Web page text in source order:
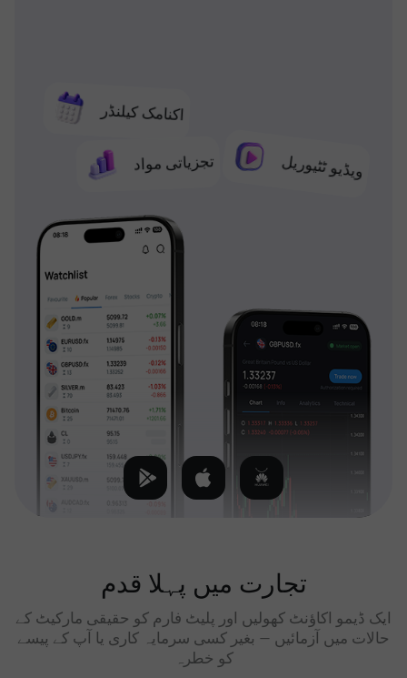
اکنامک کیلنڈر
تجزیاتی مواد ویڈیو ٹٹیوریل
تجارت میں پہلا قدم
ایک ڈیمو اکاؤنٹ کھولیں اور پلیٹ فارم کو حقیقی مارکیٹ کے
حالات میں آزمائیں — بغیر کسی سرمایہ کاری یا آپ کے پیسے
کو خطرہ